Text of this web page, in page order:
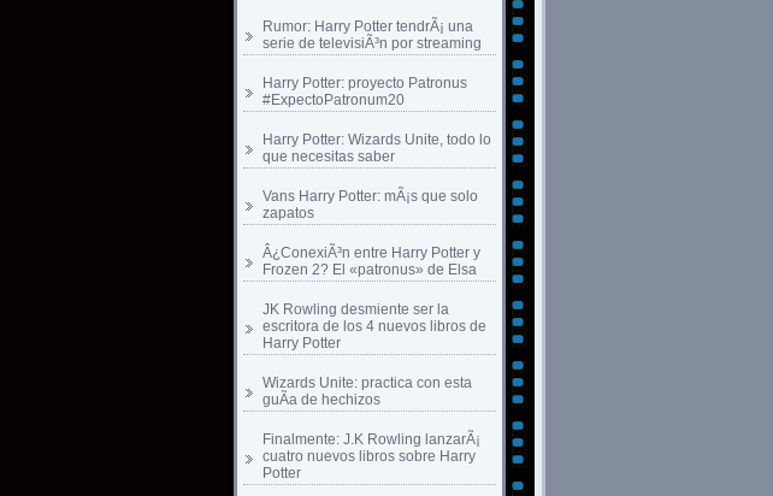
Rumor: Harry Potter tendrÃ¡ una
serie de televisiÃ³n por streaming
Harry Potter: proyecto Patronus
#ExpectoPatronum20
Harry Potter: Wizards Unite, todo lo
que necesitas saber
Vans Harry Potter: mÃ¡s que solo
zapatos
Â¿ConexiÃ³n entre Harry Potter y
Frozen 2? El «patronus» de Elsa
JK Rowling desmiente ser la
escritora de los 4 nuevos libros de
Harry Potter
Wizards Unite: practica con esta
guÃ­a de hechizos
Finalmente: J.K Rowling lanzarÃ¡
cuatro nuevos libros sobre Harry
Potter